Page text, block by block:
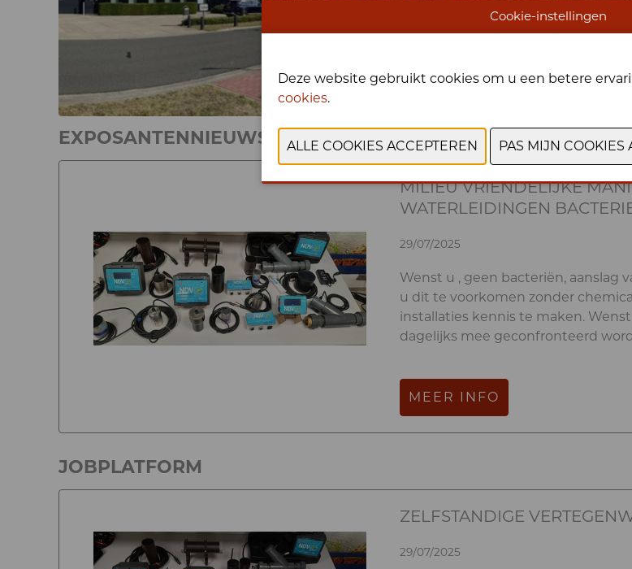
EXPOSANTENNIEUWS 2025
MILIEU VRIENDELIJKE
WATERLEIDINGEN
29/07/2025
Wenst u , geen bacteriën, aanslag
u dit te voorkomen zonder
installaties kennis te maken.
dagelijks mee geconfronteerd
MEER INFO
JOBPLATFORM
ZELFSTANDIGE
29/07/2025
Cookie-instellingen
Deze website gebruikt cookies om u een betere
cookies.